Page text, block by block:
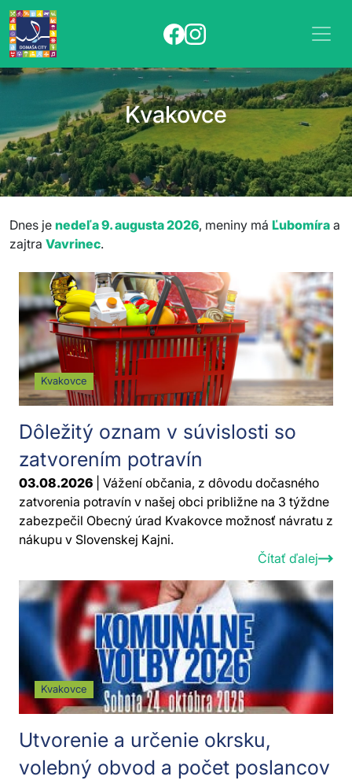
Kvakovce
Dnes je nedeľa 9. augusta 2026, meniny má Ľubomíra a
zajtra Vavrinec.
Kvakovce
Dôležitý oznam v súvislosti so
zatvorením potravín
03.08.2026 | Vážení občania, z dôvodu dočasného
zatvorenia potravín v našej obci približne na 3 týždne
zabezpečil Obecný úrad Kvakovce možnosť návratu z
nákupu v Slovenskej Kajni.
Čítať ďalej
Kvakovce
Utvorenie a určenie okrsku,
volebný obvod a počet poslancov